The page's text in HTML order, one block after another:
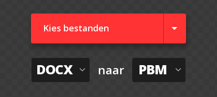
Kies bestanden
DOCX naar PBM